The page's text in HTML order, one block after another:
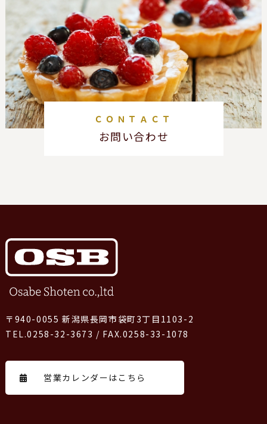
ＣＯＮＴＡＣＴ
お問い合わせ
〒940-0055 新潟県長岡市袋町3丁目1103-2
TEL.0258-32-3673 / FAX.0258-33-1078
営業カレンダーはこちら